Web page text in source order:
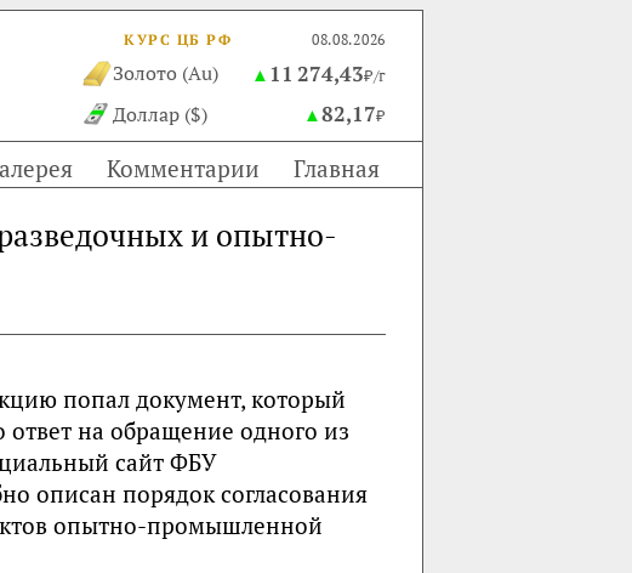
КУРС ЦБ РФ 08.08.2026
Золото (Au) ▲ 11 274,43₽/г
Доллар ($) ▲82,17₽
Комментарии Главная
и опытно-
попал документ, который
на обращение одного из
сайт ФБУ
описан порядок согласования
опытно-промышленной